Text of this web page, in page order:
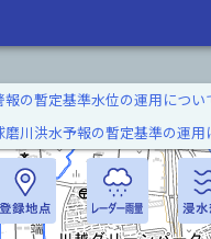
の暫定基準水位の運用につい
磨川洪水予報の暫定基準の運用